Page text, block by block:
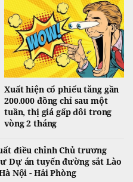
Xuất hiện cổ phiếu tăng gần
200.000 đồng chỉ sau một
tuần, thị giá gấp đôi trong
vòng 2 tháng
điều chỉnh Chủ trương
Dự án tuyến đường sắt Lào
Nội - Hải Phòng